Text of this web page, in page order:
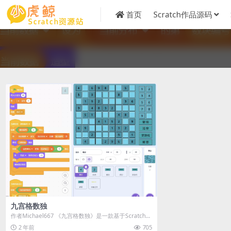
首页 Scratch作品源码
九宫格数独
作者Michael667 《九宫格数独》是一款基于Scratch开
发的经典益智游...
2 年前 705